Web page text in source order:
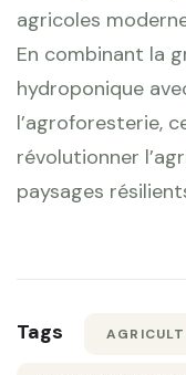
agricoles
En combinant la
hydroponique
l’agroforesterie,
révolutionner
paysages
Tags